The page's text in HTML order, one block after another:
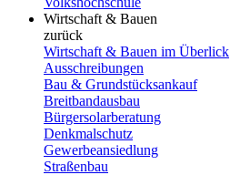
Wirtschaft & Bauen
zurück
Wirtschaft & Bauen im Überlick
Ausschreibungen
Bau & Grundstücksankauf
Breitbandausbau
Bürgersolarberatung
Denkmalschutz
Gewerbeansiedlung
Straßenbau